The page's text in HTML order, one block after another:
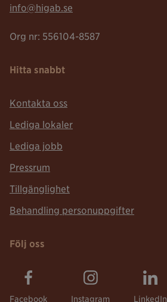
Mailadress:
info@higab.se
Org nr: 556104-8587
Hitta snabbt
Kontakta oss
Lediga lokaler
Lediga jobb
Pressrum
Tillgänglighet
Behandling personuppgifter
Följ oss
Facebook Instagram LinkedIn